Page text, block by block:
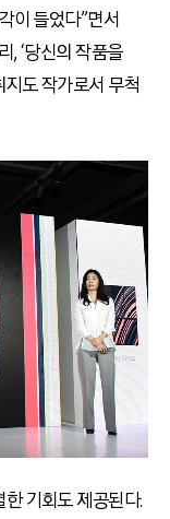
이 들었다”면서
, ‘당신의 작품을
도 작가로서 무척
기회도 제공된다.